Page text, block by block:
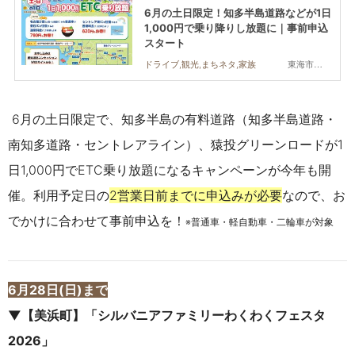
東海市,大府市,知多市,東浦町,阿久比町,半田市,常滑市,武豊町,美浜町,南知多町
6月の土日限定！知多半島道路などが1日
1,000円で乗り降りし放題に｜事前申込
スタート
ドライブ,観光,まちネタ,家族
6月の土日限定で、知多半島の有料道路（知多半島道路・
南知多道路・セントレアライン）、猿投グリーンロードが1
日1,000円でETC乗り放題になるキャンペーンが今年も開
催。利用予定日の2営業日前までに申込みが必要なので、お
でかけに合わせて事前申込を！ ※普通車・軽自動車・二輪車が対象
6月28日(日)まで
▼【美浜町】「シルバニアファミリーわくわくフェスタ
2026」